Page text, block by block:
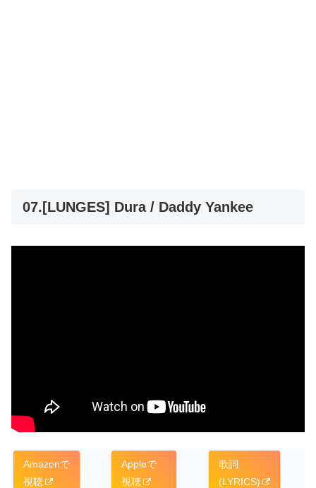
07.[LUNGES] Dura / Daddy Yankee
Amazonで
視聴
Appleで
視聴
歌詞
(LYRICS)